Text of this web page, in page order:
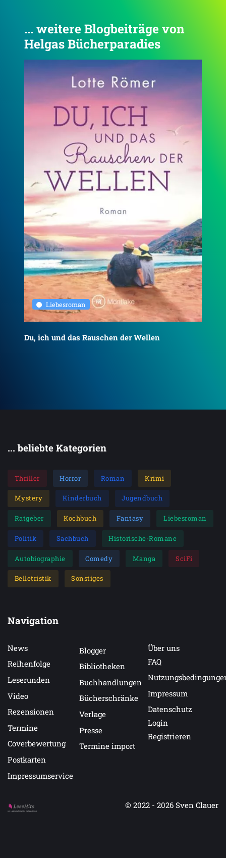
... weitere Blogbeiträge von
Helgas Bücherparadies
Liebesroman
Du, ich und das Rauschen der Wellen
... beliebte Kategorien
Thriller Horror Roman Krimi
Mystery Kinderbuch Jugendbuch
Ratgeber Kochbuch Fantasy Liebesroman
Politik Sachbuch Historische-Romane
Autobiographie Comedy Manga SciFi
Belletristik Sonstiges
Navigation
News
Reihenfolge
Leserunden
Video
Rezensionen
Termine
Coverbewertung
Postkarten
Impressumservice
Blogger
Bibliotheken
Buchhandlungen
Bücherschränke
Verlage
Presse
Termine import
Über uns
FAQ
Impressum
Datenschutz
Login
Registrieren
Auf LeseHits.de findest Du die besten Bücher.
© 2022 - 2026 Sven Clauer